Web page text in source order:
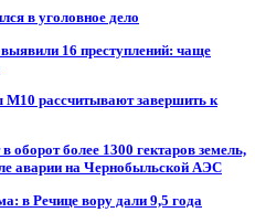
в уголовное дело
16 преступлений: чаще
М10 рассчитывают завершить к
более 1300 гектаров земель,
аварии на Чернобыльской АЭС
в Речице вору дали 9,5 года